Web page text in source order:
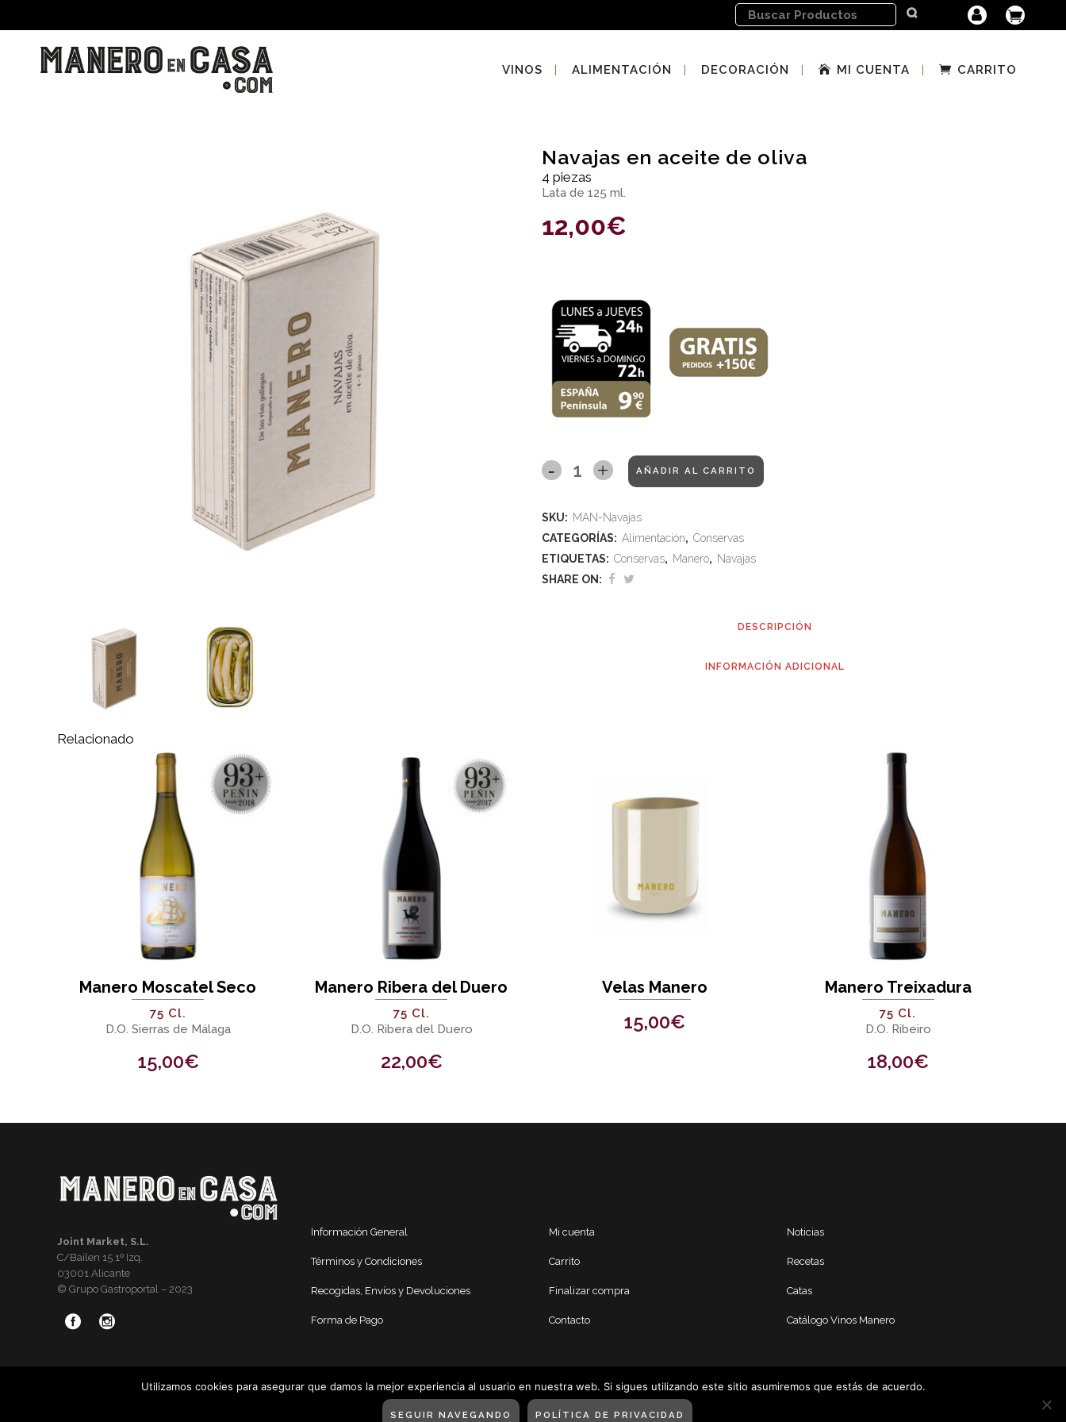
VINOS ALIMENTACIÓN DECORACIÓN MI CUENTA CARRITO
Navajas en aceite de oliva
4 piezas
Lata de 125 ml.
12,00€
AÑADIR AL CARRITO
SKU: MAN-Navajas
CATEGORÍAS: Alimentación, Conservas
ETIQUETAS: Conservas, Manero, Navajas
SHARE ON:
DESCRIPCIÓN
INFORMACIÓN ADICIONAL
Relacionado
Manero Moscatel Seco
75 Cl.
D.O. Sierras de Málaga
15,00€
Manero Ribera del Duero
75 Cl.
D.O. Ribera del Duero
22,00€
Velas Manero
15,00€
Manero Treixadura
75 Cl.
D.O. Ribeiro
18,00€
Joint Market, S.L.
C/Bailen 15 1º Izq.
03001 Alicante
© Grupo Gastroportal – 2023
Información General
Términos y Condiciones
Recogidas, Envíos y Devoluciones
Forma de Pago
Mi cuenta
Carrito
Finalizar compra
Contacto
Noticias
Recetas
Catas
Catálogo Vinos Manero
Utilizamos cookies para asegurar que damos la mejor experiencia al usuario en nuestra web. Si sigues utilizando este sitio asumiremos que estás de acuerdo.
SEGUIR NAVEGANDO POLÍTICA DE PRIVACIDAD